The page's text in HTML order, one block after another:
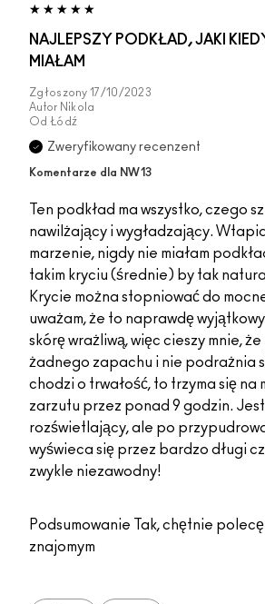
NAJLEPSZY PODKŁAD, JAKI
MIAŁAM
Zgłoszony 17/10/2023
Autor Nikola
Od Łódź
Zweryfikowany recenzent
Komentarze dla NW13
Ten podkład ma wszystko, czego
nawilżający i wygładzający.
marzenie, nigdy nie miałam
takim kryciu (średnie) by tak
Krycie można stopniować do
uważam, że to naprawdę
skórę wrażliwą, więc cieszy mnie,
żadnego zapachu i nie podrażnia
chodzi o trwałość, to trzyma się na
zarzutu przez ponad 9 godzin.
rozświetlający, ale po
wyświeca się przez bardzo długi
zwykle niezawodny!
Podsumowanie Tak, chętnie
znajomym